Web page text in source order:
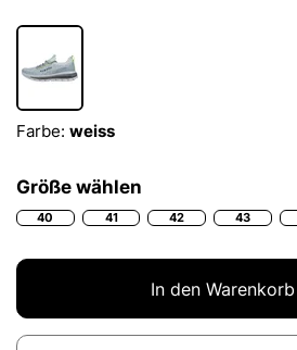
Farbe: weiss
Größe wählen
40 41 42 43
In den Warenkorb